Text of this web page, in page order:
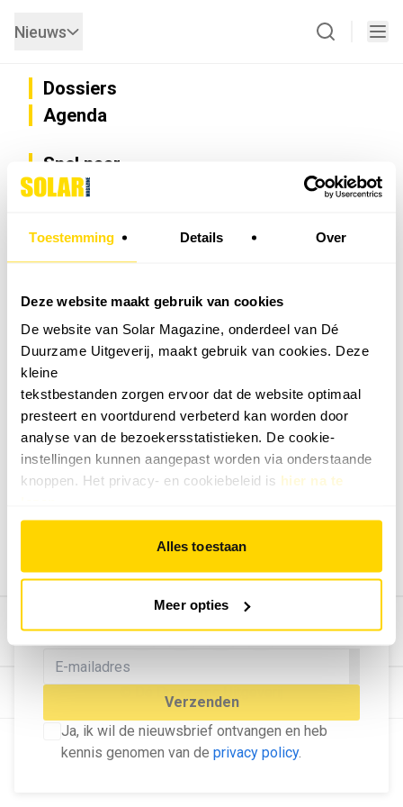
Toestemming Details Over
Deze website maakt gebruik van cookies
De website van Solar Magazine, onderdeel van Dé
Duurzame Uitgeverij, maakt gebruik van cookies. Deze
kleine
tekstbestanden zorgen ervoor dat de website optimaal
presteert en voortdurend verbeterd kan worden door
analyse van de bezoekersstatistieken. De cookie-
instellingen kunnen aangepast worden via onderstaande
knoppen. Het privacy- en cookiebeleid is hier na te
Alles toestaan
Meer opties
MELD U AAN VOOR ONZE
NIEUWSBRIEF
Blijf op de hoogte van het laatste nieuws!
Verzenden
Ja, ik wil de nieuwsbrief ontvangen en heb
kennis genomen van de privacy policy.
Nieuws
Dossiers
Agenda
Snel naar
Privacy
Nieuwsbrief
Vacatures
Installateurzoeker
Cookievoorkeuren wijzigen
English
Geef ons feedback
Vertel ons wat je van onze website vindt.
Tip de redactie
Bekijk hier de mogelijkheden.
© Dé Duurzame Uitgeverij